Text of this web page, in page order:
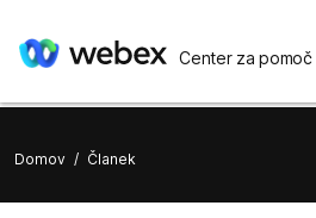
Center za pomoč
Domov / Članek